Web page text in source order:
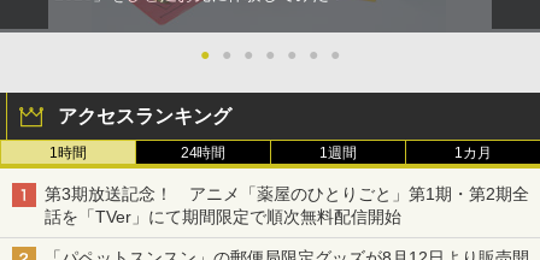
● ● ● ● ● ● ●
アクセスランキング
1時間 24時間 1週間 1カ月
第3期放送記念！ アニメ「薬屋のひとりごと」第1期・第2期全
話を「TVer」にて期間限定で順次無料配信開始